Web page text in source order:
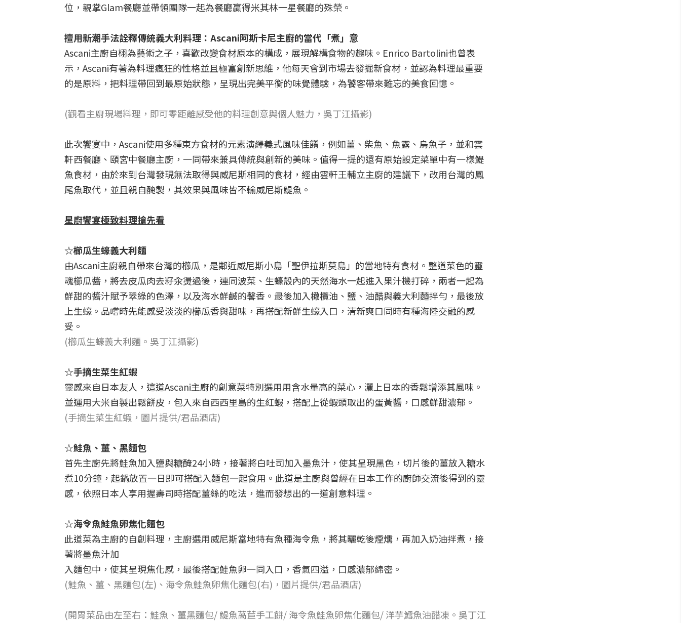
位，親掌Glam餐廳並帶領團隊一起為餐廳贏得米其林一星餐廳的殊榮。
擅用新潮手法詮釋傳統義大利料理： Ascani阿斯卡尼主廚的當代「煮」意
Ascani主廚自栩為藝術之子，喜歡改變食材原本的構成，展現解構食物的趣味。Enrico Bartolini也曾表
示，Ascani有著為料理瘋狂的性格並且極富創新思維，他每天會到市場去發掘新食材，並認為料理最重要
的是原料，把料理帶回到最原始狀態，呈現出完美平衡的味覺體驗，為饕客帶來難忘的美食回憶。
(觀看主廚現場料理，即可零距離感受他的料理創意與個人魅力，吳丁江攝影)
此次饗宴中，Ascani使用多種東方食材的元素演繹義式風味佳餚，例如薑、柴魚、魚露、烏魚子，並和雲
軒西餐廳、頤宮中餐廳主廚，一同帶來兼具傳統與創新的美味。值得一提的還有原始設定菜單中有一樣鯷
魚食材，由於來到台灣發現無法取得與威尼斯相同的食材，經由雲軒王輔立主廚的建議下，改用台灣的鳳
尾魚取代，並且親自醃製，其效果與風味皆不輸威尼斯鯷魚。
星廚饗宴極致料理搶先看
☆櫛瓜生蠔義大利麵
由Ascani主廚親自帶來台灣的櫛瓜，是鄰近威尼斯小島「聖伊拉斯莫島」的當地特有食材。整道菜色的靈
魂櫛瓜醬，將去皮瓜肉去籽汆燙過後，連同波菜、生蠔殼內的天然海水一起進入果汁機打碎，兩者一起為
鮮甜的醬汁賦予翠綠的色澤，以及海水鮮鹹的馨香。最後加入橄欖油、鹽、油醋與義大利麵拌勻，最後放
上生蠔。品嚐時先能感受淡淡的櫛瓜香與甜味，再搭配新鮮生蠔入口，清新爽口同時有種海陸交融的感
受。
(櫛瓜生蠔義大利麵。吳丁江攝影)
☆手摘生菜生紅蝦
靈感來自日本友人，這道Ascani主廚的創意菜特別選用用含水量高的菜心，灑上日本的香鬆增添其風味。
並運用大米自製出鬆餅皮，包入來自西西里島的生紅蝦，搭配上從蝦頭取出的蛋黃醬，口感鮮甜濃郁。
(手摘生菜生紅蝦，圖片提供/君品酒店)
☆鮭魚、薑、黑麵包
首先主廚先將鮭魚加入鹽與糖醃24小時，接著將白吐司加入墨魚汁，使其呈現黑色，切片後的薑放入糖水
煮10分鐘，起鍋放置一日即可搭配入麵包一起食用。此道是主廚與曾經在日本工作的廚師交流後得到的靈
感，依照日本人享用握壽司時搭配薑絲的吃法，進而發想出的一道創意料理。
☆海令魚鮭魚卵焦化麵包
此道菜為主廚的自創料理，主廚選用威尼斯當地特有魚種海令魚，將其曬乾後煙燻，再加入奶油拌煮，接
著將墨魚汁加
入麵包中，使其呈現焦化感，最後搭配鮭魚卵一同入口，香氣四溢，口感濃郁綿密。
(鮭魚、薑、黑麵包(左)、海令魚鮭魚卵焦化麵包(右)，圖片提供/君品酒店)
(開胃菜品由左至右：鮭魚、薑黑麵包/ 鯷魚萵苣手工餅/ 海令魚鮭魚卵焦化麵包/ 洋芋鱈魚油醋凍。吳丁江